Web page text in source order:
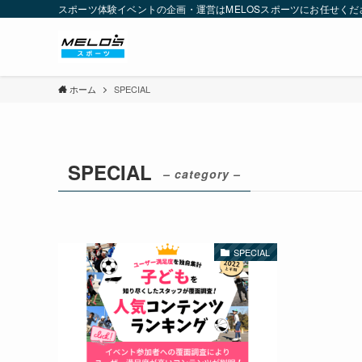
スポーツ体験イベントの企画・運営はMELOSスポーツにお任せくだ
ホーム SPECIAL
SPECIAL – category –
SPECIAL